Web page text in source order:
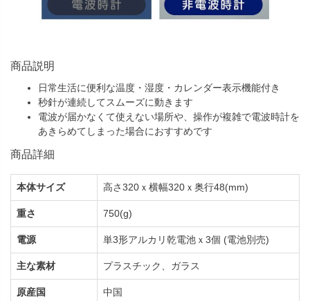
商品説明
日常生活に便利な温度・湿度・カレンダー表示機能付き
秒針が連続してスムーズに動きます
電波が届かなくて使えない場所や、操作が複雑で電波時計を
あきらめてしまった場合におすすめです
商品詳細
本体サイズ 高さ320ｘ横幅320ｘ奥行48(mm)
重さ 750(g)
電源 単3形アルカリ乾電池ｘ3個 (電池別売)
主な素材 プラスチック、ガラス
原産国 中国